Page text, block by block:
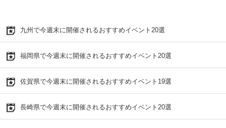
九州で今週末に開催されるおすすめイベント20選
福岡県で今週末に開催されるおすすめイベント20選
佐賀県で今週末に開催されるおすすめイベント19選
長崎県で今週末に開催されるおすすめイベント20選